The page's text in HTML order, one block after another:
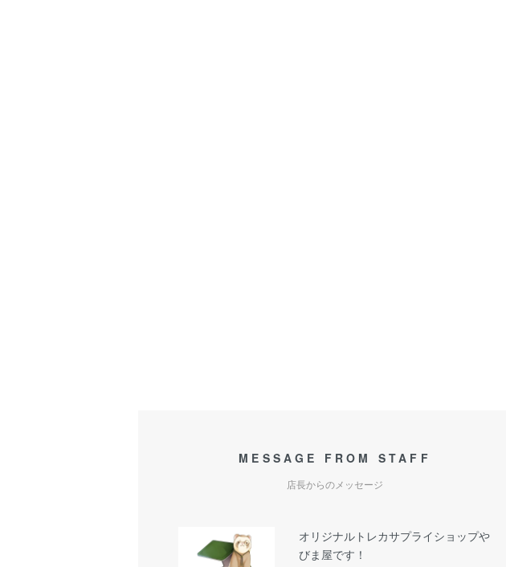
MESSAGE FROM STAFF
店長からのメッセージ
オリジナルトレカサプライショップや
びま屋です！